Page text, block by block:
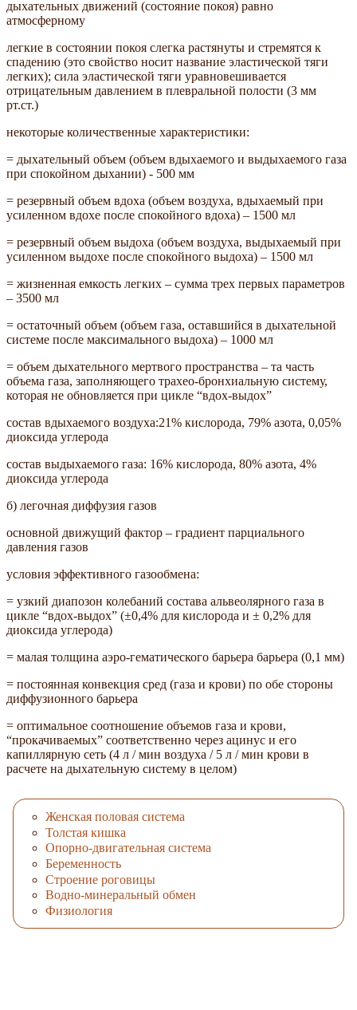
дыхательных движений (состояние покоя) равно
атмосферному
легкие в состоянии покоя слегка растянуты и стремятся к
спадению (это свойство носит название эластической тяги
легких); сила эластической тяги уравновешивается
отрицательным давлением в плевральной полости (3 мм
рт.ст.)
некоторые количественные характеристики:
= дыхательный объем (объем вдыхаемого и выдыхаемого газа
при спокойном дыхании) - 500 мм
= резервный объем вдоха (объем воздуха, вдыхаемый при
усиленном вдохе после спокойного вдоха) – 1500 мл
= резервный объем выдоха (объем воздуха, выдыхаемый при
усиленном выдохе после спокойного выдоха) – 1500 мл
= жизненная емкость легких – сумма трех первых параметров
– 3500 мл
= остаточный объем (объем газа, оставшийся в дыхательной
системе после максимального выдоха) – 1000 мл
= объем дыхательного мертвого пространства – та часть
объема газа, заполняющего трахео-бронхиальную систему,
которая не обновляется при цикле “вдох-выдох”
состав вдыхаемого воздуха:21% кислорода, 79% азота, 0,05%
диоксида углерода
состав выдыхаемого газа: 16% кислорода, 80% азота, 4%
диоксида углерода
б) легочная диффузия газов
основной движущий фактор – градиент парциального
давления газов
условия эффективного газообмена:
= узкий диапозон колебаний состава альвеолярного газа в
цикле “вдох-выдох” (±0,4% для кислорода и ± 0,2% для
диоксида углерода)
= малая толщина аэро-гематического барьера барьера (0,1 мм)
= постоянная конвекция сред (газа и крови) по обе стороны
диффузионного барьера
= оптимальное соотношение объемов газа и крови,
“прокачиваемых” соответственно через ацинус и его
капиллярную сеть (4 л / мин воздуха / 5 л / мин крови в
расчете на дыхательную систему в целом)
Женская половая система
Толстая кишка
Опорно-двигательная система
Беременность
Строение роговицы
Водно-минеральный обмен
Физиология